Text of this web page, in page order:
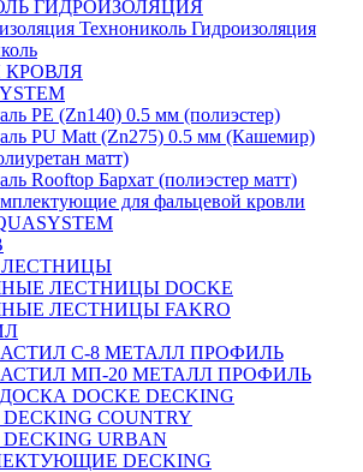
ГИДРОИЗОЛЯЦИЯ
Гидроизоляция
КРОВЛЯ
PE (Zn140) 0.5 мм (полиэстер)
PU Matt (Zn275) 0.5 мм (Кашемир)
матт)
Rooftop Бархат (полиэстер матт)
для фальцевой кровли
ЛЕСТНИЦЫ
ЛЕСТНИЦЫ DOCKE
ЛЕСТНИЦЫ FAKRO
C-8 МЕТАЛЛ ПРОФИЛЬ
МП-20 МЕТАЛЛ ПРОФИЛЬ
DOCKE DECKING
COUNTRY
URBAN
DECKING